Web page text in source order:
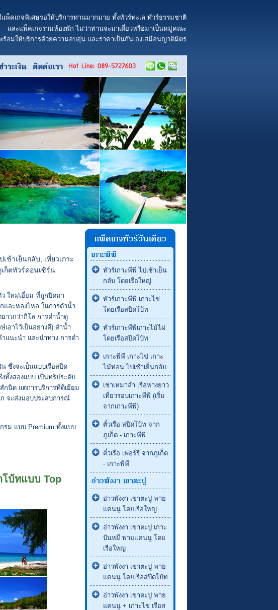
พ็คเกจพิเศษรอให้บริการท่านมากมาย ทั้งทัวร์ทะเล ทัวร์ธรรมชาติ
และแพ็คเกจรวมห้องพัก ไม่ว่าท่านจะมาเดี่ยวหรือมาเป็นหมู่คณะ
ร้อมให้บริการด้วยความอบอุ่น และราคาเป็นกันเองเสมือนญาติมิตร
ช้าเย็นกลับ, เที่ยวเกาะ
ก็ตทัวร์คอนเซิร์น
ว ใหม่เอี่ยม ที่ถูกปิดมา
และหลงไหล ในการดำน้ำ
าวกว่ากิโล การดำน้ำดู
อาไว้เป็นอย่างดี) ดำน้ำ
แนะนำ และนำทาง การดำ
ซึ่งจะเป็นแบบเรือสปีด
ทั้งสองแบบ เป็นทริประดับ
กนิด แต่การบริการที่ดีเยียม
จะส่งมอบประสบการณ์
รม แบบ Premium ทั้งแบบ
โบ้ทแบบ Top
ทัวร์เกาะพีพี ไปเช้าเย็น
กลับ โดยเรือใหญ่
ทัวร์เกาะพีพี เกาะไข่
โดยเรือสปีดโบ้ท
ทัวร์เกาะพีพีเกาะไม้ไผ่
โดยเรือสปีดโบ้ท
เกาะพีพี เกาะไข่ เกาะ
ไม้ท่อน ไปเช้าเย็นกลับ
เช่าเหมาลำ เรือหางยาว
เที่ยวรอบเกาะพีพี (เริ่ม
จากเกาะพีพี)
ตั๋วเรือ สปีดโบ้ท จาก
ภูเก็ต - เกาะพีพี
ตั๋วเรือ เฟอร์รี่ จากภูเก็ต
- เกาะพีพี
อ่าวพังงา เขาตะปู พาย
แคนนู โดยเรือใหญ่
อ่าวพังงา เขาตะปู เกาะ
ปันหยี พายแคนนู โดย
เรือใหญ่
อ่าวพังงา เขาตะปู พาย
แคนนู โดยเรือสปีดโบ้ท
อ่าวพังงา เขาตะปู พาย
แคนนู + เกาะไข่ เรือส